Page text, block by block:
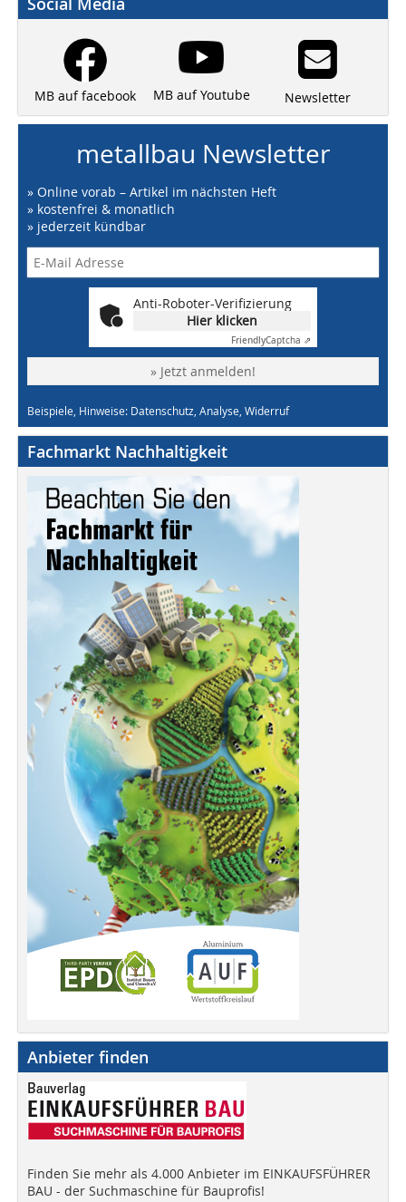
MB auf facebook MB auf Youtube Newsletter
metallbau Newsletter
» Online vorab – Artikel im nächsten Heft
» kostenfrei & monatlich
» jederzeit kündbar
Anti-Roboter-Verifizierung
Hier klicken
FriendlyCaptcha ⇗
» Jetzt anmelden!
Beispiele, Hinweise: Datenschutz, Analyse, Widerruf
Fachmarkt Nachhaltigkeit
Anbieter finden
Finden Sie mehr als 4.000 Anbieter im EINKAUFSFÜHRER
BAU - der Suchmaschine für Bauprofis!